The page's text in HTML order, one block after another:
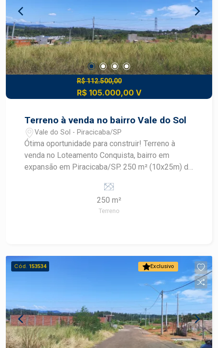
R$ 112.500,00
R$ 105.000,00 V
Terreno à venda no bairro Vale do Sol
Vale do Sol - Piracicaba/SP
Ótima oportunidade para construir! Terreno à
venda no Loteamento Conquista, bairro em
expansão em Piracicaba/SP. 250 m² (10x25m) de
construção. Infraestrutura completa: ruas
asfaltadas, iluminação pública e rede de
serviços.Terreno plano de 250m² (10x25m) em
local conta com ruas asfaltadas, iluminação
pública e fácil acesso a comércios, escolas e
serviços essenciais. Aproveite essa chance de
garantir seu espaço em um bairro em
crescimento! Construa seu futuro com quem é
agente de desenvolvimento do mercado
imobiliário de Piracicaba. Agende sua visita.
Localização com fácil acesso a comércios,
250 m²
Terreno
Exclusivo
Cód. 153534